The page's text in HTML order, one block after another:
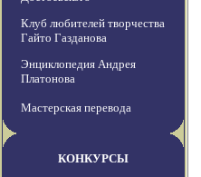
Клуб любителей творчества
Гайто Газданова
Энциклопедия Андрея
Платонова
Мастерская перевода
КОНКУРСЫ